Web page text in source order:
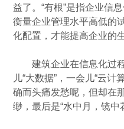
益了。“有根”是指企业信
衡量企业管理水平高低的
化配置，才能提高企业的
建筑企业在信息化过程
儿“大数据”，一会儿“云
确而头痛发愁呢，但却在
缈，最后是“水中月，镜